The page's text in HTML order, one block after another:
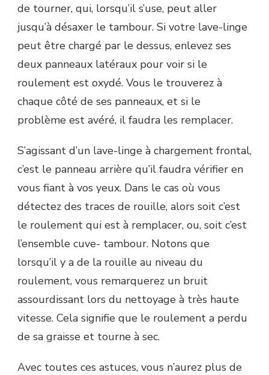
de tourner, qui, lorsqu’il s’use, peut aller
jusqu’à désaxer le tambour. Si votre lave-linge
peut être chargé par le dessus, enlevez ses
deux panneaux latéraux pour voir si le
roulement est oxydé. Vous le trouverez à
chaque côté de ses panneaux, et si le
problème est avéré, il faudra les remplacer.
S’agissant d’un lave-linge à chargement frontal,
c’est le panneau arrière qu’il faudra vérifier en
vous fiant à vos yeux. Dans le cas où vous
détectez des traces de rouille, alors soit c’est
le roulement qui est à remplacer, ou, soit c’est
l’ensemble cuve- tambour. Notons que
lorsqu’il y a de la rouille au niveau du
roulement, vous remarquerez un bruit
assourdissant lors du nettoyage à très haute
vitesse. Cela signifie que le roulement a perdu
de sa graisse et tourne à sec.
Avec toutes ces astuces, vous n’aurez plus de